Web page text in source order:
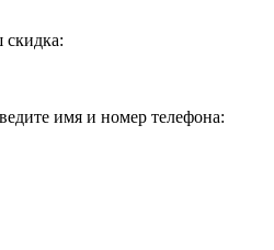
имя и номер телефона: